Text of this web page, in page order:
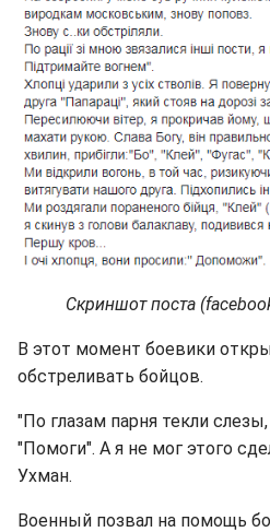
Скриншот поста
В этот момент боевики
обстреливать бойцов.
"По глазам парня текли
"Помоги". А я не мог этого
Ухман.
Военный позвал на помощь